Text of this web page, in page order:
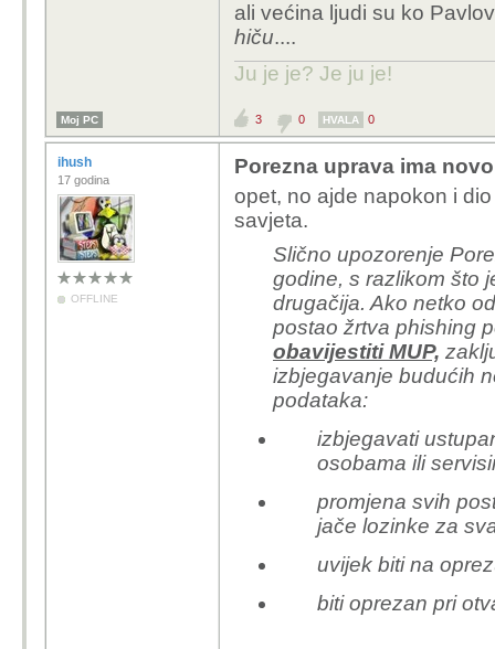
ali većina ljudi su ko
hiču....
Ju je je? Je ju je!
Moj PC 3 0 HVALA 0
ihush
17 godina
OFFLINE
Porezna uprava ima
opet, no ajde napokon i
savjeta.
Slično upozorenje
godine, s razlikom što
drugačija. Ako netko
postao žrtva phishing
obavijestiti MUP,
izbjegavanje budućih
podataka:
​izbjegavati
osobama ili
promjena svih
jače lozinke za
uvijek biti na
biti oprezan pri